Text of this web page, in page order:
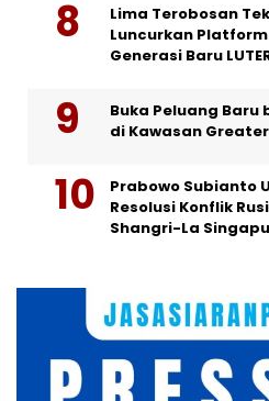
Lima Terobosan
Luncurkan Platform
Generasi Baru
Buka Peluang
di Kawasan
Prabowo Subianto
Resolusi Konflik
Shangri-La